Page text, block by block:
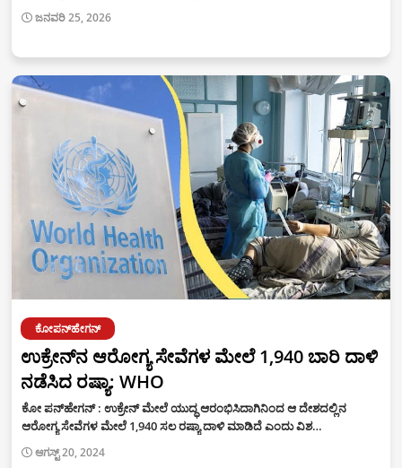
ಜನವರಿ 25, 2026
ಕೋಪನ್‌ಹೇಗನ್
ಉಕ್ರೇನ್‌ನ ಆರೋಗ್ಯ ಸೇವೆಗಳ ಮೇಲೆ 1,940 ಬಾರಿ ದಾಳಿ
ನಡೆಸಿದ ರಷ್ಯಾ: WHO
ಕೋ ಪನ್‌ಹೇಗನ್ : ಉಕ್ರೇನ್‌ ಮೇಲೆ ಯುದ್ಧ ಆರಂಭಿಸಿದಾಗಿನಿಂದ ಆ ದೇಶದಲ್ಲಿನ
ಆರೋಗ್ಯ ಸೇವೆಗಳ ಮೇಲೆ 1,940 ಸಲ ರಷ್ಯಾ ದಾಳಿ ಮಾಡಿದೆ ಎಂದು ವಿಶ…
ಆಗಸ್ಟ್ 20, 2024